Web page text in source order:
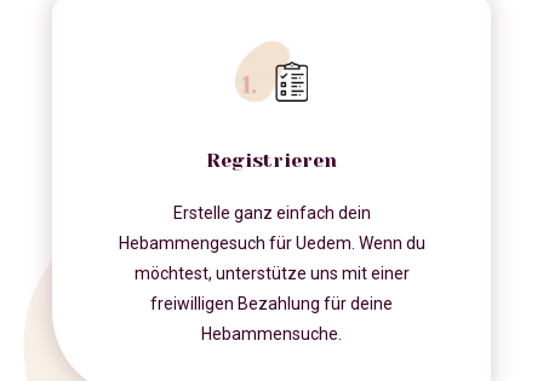
Registrieren
Erstelle ganz einfach dein
Hebammengesuch für Uedem. Wenn du
möchtest, unterstütze uns mit einer
freiwilligen Bezahlung für deine
Hebammensuche.